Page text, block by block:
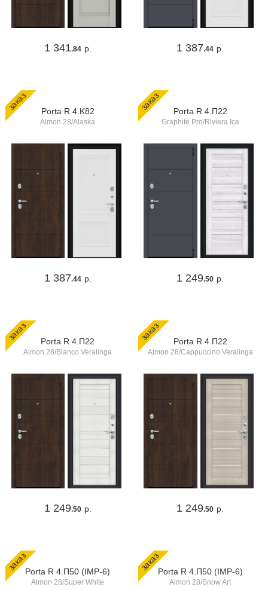
1 341.84 р. 1 387.44 р.
заказ Porta R 4.K82
Almon 28/Alaska
1 387.44 р.
заказ Porta R 4.П22
Graphite Pro/Riviera Ice
1 249.50 р.
заказ Porta R 4.П22
Almon 28/Bianco Veralinga
1 249.50 р.
заказ Porta R 4.П22
Almon 28/Cappuccino Veralinga
1 249.50 р.
заказPorta R 4.П50 (IMP-6)
Almon 28/Super White
заказPorta R 4.П50 (IMP-6)
Almon 28/Snow Art